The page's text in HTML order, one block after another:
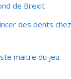
de Brexit
des dents
maitre du jeu